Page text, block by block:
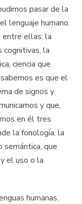
pasar de la
lenguaje humano.
entre ellas: la
cognitivas, la
ciencia que
es que el
de signos y
y que,
en él tres
la fonología, la
semántica, que
el uso o la
humanas,